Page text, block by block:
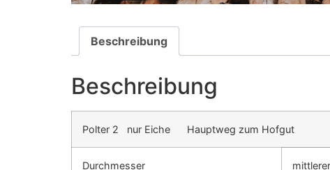
Beschreibung
Beschreibung
Polter 2 nur Eiche Hauptweg zum Hofgut
Durchmesser